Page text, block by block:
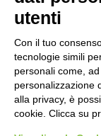
Approvato il
della M3 verso
2 giorni fa
75 anni di INFN.
futuro della
fondamentale
utenti
Con il tuo
tecnologie simili
personali come,
personalizzazione
alla privacy, è
cookie. Clicca su